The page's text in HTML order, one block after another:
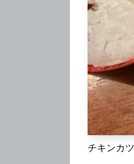
チキンカ